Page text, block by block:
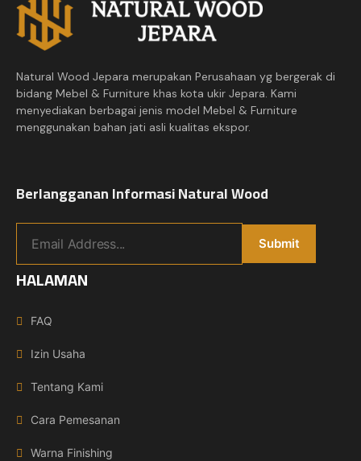
Natural Wood Jepara merupakan Perusahaan yg bergerak di
bidang Mebel & Furniture khas kota ukir Jepara. Kami
menyediakan berbagai jenis model Mebel & Furniture
menggunakan bahan jati asli kualitas ekspor.
Berlangganan Informasi Natural Wood
HALAMAN
FAQ
Izin Usaha
Tentang Kami
Cara Pemesanan
Warna Finishing